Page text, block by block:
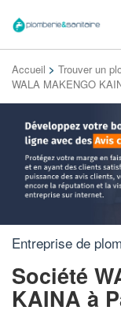
Accueil > Trouver un
WALA MAKENGO
Entreprise de
Société
KAINA à